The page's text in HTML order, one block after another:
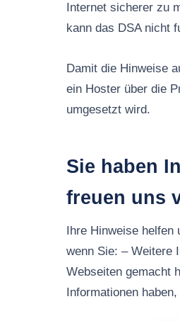
Internet sicherer zu
kann das DSA nicht
Damit die Hinweise
ein Hoster über die
umgesetzt wird.
Sie haben
freuen uns
Ihre Hinweise helfen
wenn Sie: – Weitere
Webseiten gemacht
Informationen